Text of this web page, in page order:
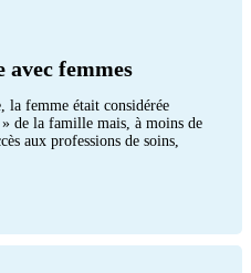
avec femmes
la femme était considérée
de la famille mais, à moins de
aux professions de soins,